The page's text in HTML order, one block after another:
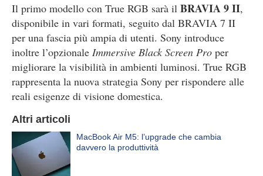
Il primo modello con True RGB sarà il BRAVIA 9 II,
disponibile in vari formati, seguito dal BRAVIA 7 II
per una fascia più ampia di utenti. Sony introduce
inoltre l’opzionale Immersive Black Screen Pro per
migliorare la visibilità in ambienti luminosi. True RGB
rappresenta la nuova strategia Sony per rispondere alle
reali esigenze di visione domestica.
Altri articoli
MacBook Air M5: l’upgrade che cambia
davvero la produttività